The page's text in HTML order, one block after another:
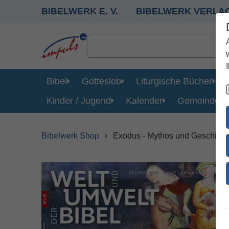
BIBELWERK E. V. BIBELWERK
Bibel Gotteslob Liturgische Bücher
Kinder / Jugend
Kalender Gemeinde
Bibelwerk Shop Exodus - Mythos und